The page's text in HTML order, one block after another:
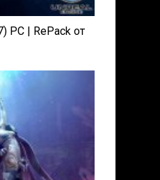
PC | RePack от